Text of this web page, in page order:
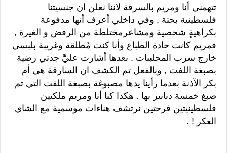
تتهمني أنا ومريم بالسرقة لاننا نعلن ان جنسيتنا
فلسطينية بحتة , وفي داخلي أعرف أنها مدفوعة
بكراهيةٍ شخصية ومشاعرمختلطة من الرفض و الغيرة ,
فمريم كانت حادة الطباع وأنا كنت مُطلقة وغريبة بلبسي
خارج سرب المجلببات . بعدها أشارت عليَّ جدتي رضية
بصبغة اللفت , وبالفعل تم الكشف ان السارقة هي أم
بكر الآذنة بعدما رأينا يدها مصبوغة بصبغة اللفت التي تم
صبغ خمسة دنانير بها . هكذا كنا أنا ومريم ملكتين
فلسطينيتين فرحتين نرتشف هناءات موسمية مع الشاي
العكر ! .